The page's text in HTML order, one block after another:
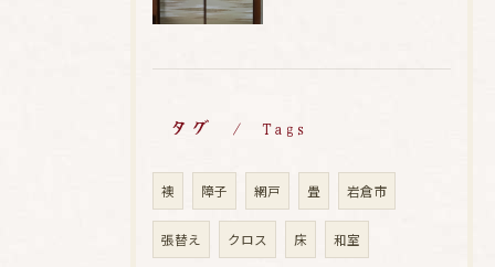
タグ Tags
襖 障子 網戸 畳 岩倉市
張替え クロス 床 和室